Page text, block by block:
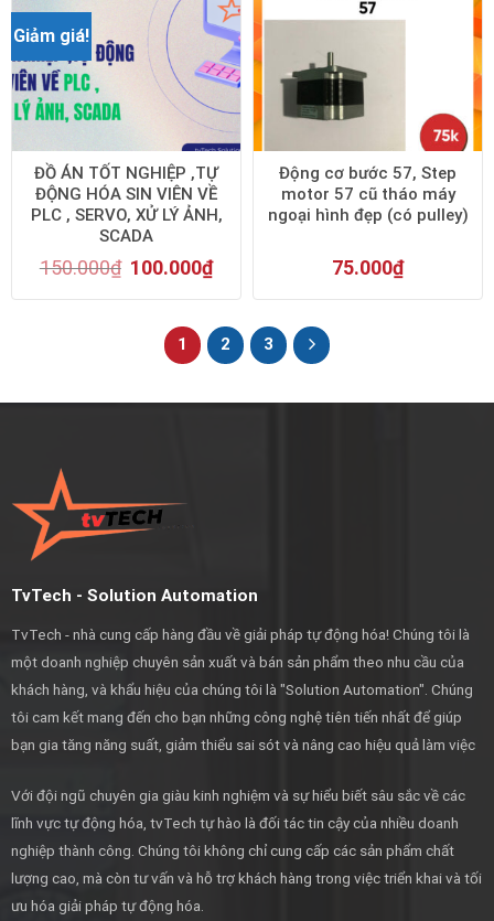
Giảm giá!
ĐỒ ÁN TỐT NGHIỆP ,TỰ
ĐỘNG HÓA SIN VIÊN VỀ
PLC , SERVO, XỬ LÝ ẢNH,
SCADA
150.000₫ 100.000₫
Động cơ bước 57, Step
motor 57 cũ tháo máy
ngoại hình đẹp (có pulley)
75.000₫
1 2 3
TvTech - Solution Automation
TvTech - nhà cung cấp hàng đầu về giải pháp tự động hóa! Chúng tôi là
một doanh nghiệp chuyên sản xuất và bán sản phẩm theo nhu cầu của
khách hàng, và khẩu hiệu của chúng tôi là "Solution Automation". Chúng
tôi cam kết mang đến cho bạn những công nghệ tiên tiến nhất để giúp
bạn gia tăng năng suất, giảm thiểu sai sót và nâng cao hiệu quả làm việc
Với đội ngũ chuyên gia giàu kinh nghiệm và sự hiểu biết sâu sắc về các
lĩnh vực tự động hóa, tvTech tự hào là đối tác tin cậy của nhiều doanh
nghiệp thành công. Chúng tôi không chỉ cung cấp các sản phẩm chất
lượng cao, mà còn tư vấn và hỗ trợ khách hàng trong việc triển khai và tối
ưu hóa giải pháp tự động hóa.